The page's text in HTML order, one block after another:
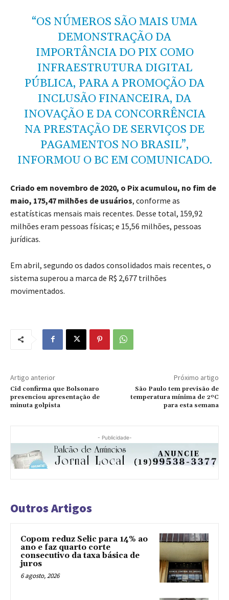
“OS NÚMEROS SÃO MAIS UMA
DEMONSTRAÇÃO DA
IMPORTÂNCIA DO PIX COMO
INFRAESTRUTURA DIGITAL
PÚBLICA, PARA A PROMOÇÃO DA
INCLUSÃO FINANCEIRA, DA
INOVAÇÃO E DA CONCORRÊNCIA
NA PRESTAÇÃO DE SERVIÇOS DE
PAGAMENTOS NO BRASIL”,
INFORMOU O BC EM COMUNICADO.
Criado em novembro de 2020, o Pix acumulou, no fim de
maio, 175,47 milhões de usuários, conforme as
estatísticas mensais mais recentes. Desse total, 159,92
milhões eram pessoas físicas; e 15,56 milhões, pessoas
jurídicas.
Em abril, segundo os dados consolidados mais recentes, o
sistema superou a marca de R$ 2,677 trilhões
movimentados.
Artigo anterior
Cid confirma que Bolsonaro
presenciou apresentação de
minuta golpista
Próximo artigo
São Paulo tem previsão de
temperatura mínima de 2ºC
para esta semana
- Publicidade-
Outros Artigos
Copom reduz Selic para 14% ao
ano e faz quarto corte
consecutivo da taxa básica de
juros
6 agosto, 2026